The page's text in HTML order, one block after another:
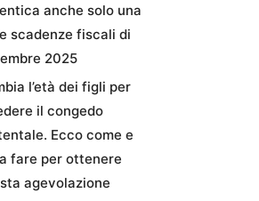
anche solo una
scadenze fiscali di
2025
l’età dei figli per
il congedo
Ecco come e
fare per ottenere
agevolazione